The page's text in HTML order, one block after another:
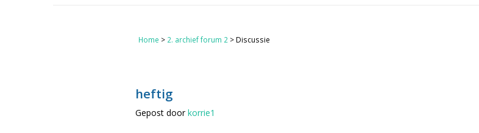
Home > 2. archief forum 2 > Discussie
heftig
Gepost doorkorrie1